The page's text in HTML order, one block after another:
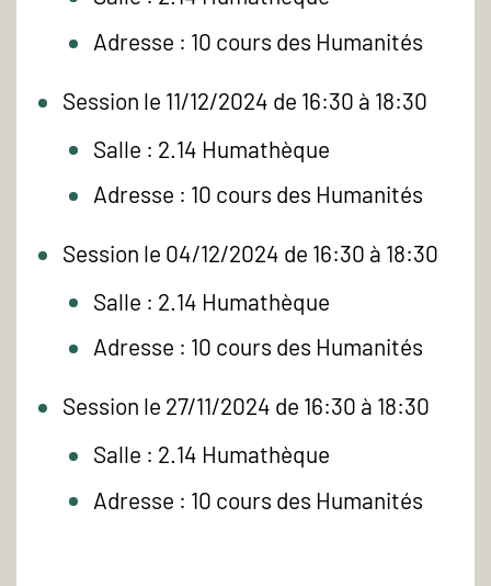
Adresse : 10 cours des Humanités
Session le 11/12/2024 de 16:30 à 18:30
Salle : 2.14 Humathèque
Adresse : 10 cours des Humanités
Session le 04/12/2024 de 16:30 à 18:30
Salle : 2.14 Humathèque
Adresse : 10 cours des Humanités
Session le 27/11/2024 de 16:30 à 18:30
Salle : 2.14 Humathèque
Adresse : 10 cours des Humanités